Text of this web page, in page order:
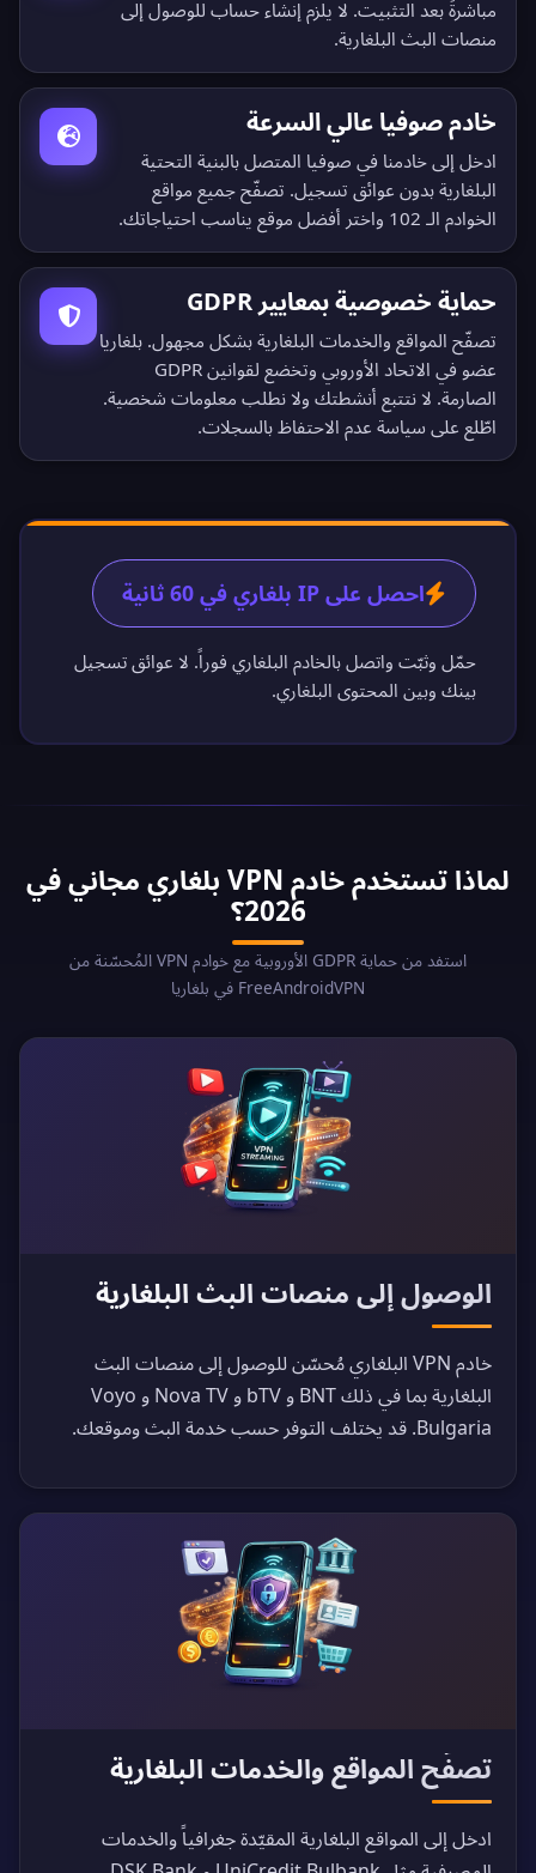
مباشرةً بعد التثبيت. لا يلزم إنشاء حساب للوصول إلى
منصات البث البلغارية.
خادم صوفيا عالي السرعة
ادخل إلى خادمنا في صوفيا المتصل بالبنية التحتية
البلغارية بدون عوائق تسجيل. تصفّح جميع مواقع
الخوادم الـ 102
واختر أفضل موقع يناسب احتياجاتك.
حماية خصوصية بمعايير GDPR
تصفّح المواقع والخدمات البلغارية بشكل مجهول. بلغاريا
عضو في الاتحاد الأوروبي وتخضع لقوانين GDPR
الصارمة. لا نتتبع أنشطتك ولا نطلب معلومات شخصية.
اطّلع على سياسة عدم الاحتفاظ بالسجلات.
احصل على IP بلغاري في 60 ثانية
حمّل وثبّت واتصل بالخادم البلغاري فوراً. لا عوائق تسجيل
بينك وبين المحتوى البلغاري.
لماذا تستخدم خادم VPN بلغاري مجاني في
2026؟
استفد من حماية GDPR الأوروبية مع خوادم VPN المُحسّنة من
FreeAndroidVPN في بلغاريا
الوصول إلى منصات البث البلغارية
خادم VPN البلغاري مُحسّن للوصول إلى منصات البث
البلغارية بما في ذلك BNT و bTV و Nova TV و Voyo
Bulgaria. قد يختلف التوفر حسب خدمة البث وموقعك.
تصفّح المواقع والخدمات البلغارية
ادخل إلى المواقع البلغارية المقيّدة جغرافياً والخدمات